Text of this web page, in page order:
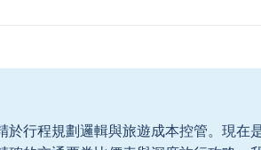
行程規劃邏輯與旅遊成本控管。現在